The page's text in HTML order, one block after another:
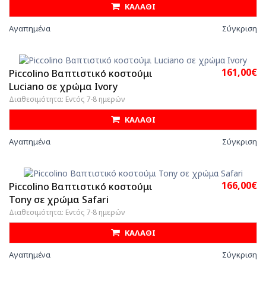
ΚΑΛΑΘΙ
Αγαπημένα Σύγκριση
Piccolino Βαπτιστικό κοστούμι
Luciano σε χρώμα Ivory
Διαθεσιμότητα: Εντός 7-8 ημερών
161,00€
ΚΑΛΑΘΙ
Αγαπημένα Σύγκριση
Piccolino Βαπτιστικό κοστούμι
Tony σε χρώμα Safari
Διαθεσιμότητα: Εντός 7-8 ημερών
166,00€
ΚΑΛΑΘΙ
Αγαπημένα Σύγκριση